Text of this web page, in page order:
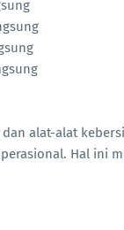
alat-alat
Hal ini